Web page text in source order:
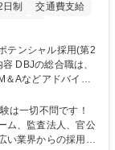
制
交通費支給
＆Aなどアドバイザ
、複数の専門性を
成していただきま
ご活躍いただきま
は一切不問です！
ム、監査法人、官公
い業界からの採用実